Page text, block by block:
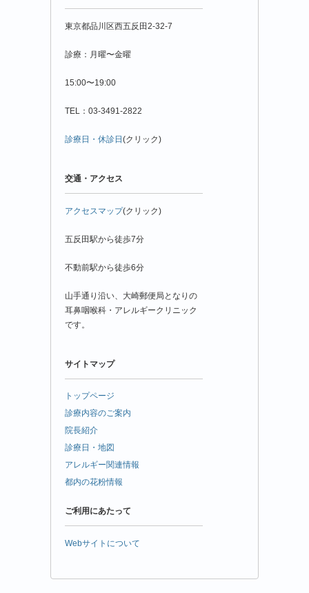
東京都品川区西五反田2-32-7
診療：月曜〜金曜
15:00〜19:00
TEL：03-3491-2822
診療日・休診日 (クリック)
交通・アクセス
アクセスマップ(クリック)
五反田駅から徒歩7分
不動前駅から徒歩6分
山手通り沿い、大崎郵便局となりの
耳鼻咽喉科・アレルギークリニック
です。
サイトマップ
トップページ
診療内容のご案内
院長紹介
診療日・地図
アレルギー関連情報
都内の花粉情報
ご利用にあたって
Webサイトについて